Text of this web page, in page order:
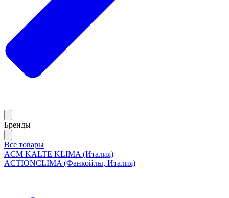
Бренды
Все товары
ACM KALTE KLIMA (Италия)
ACTIONCLIMA (Фанкойлы, Италия)